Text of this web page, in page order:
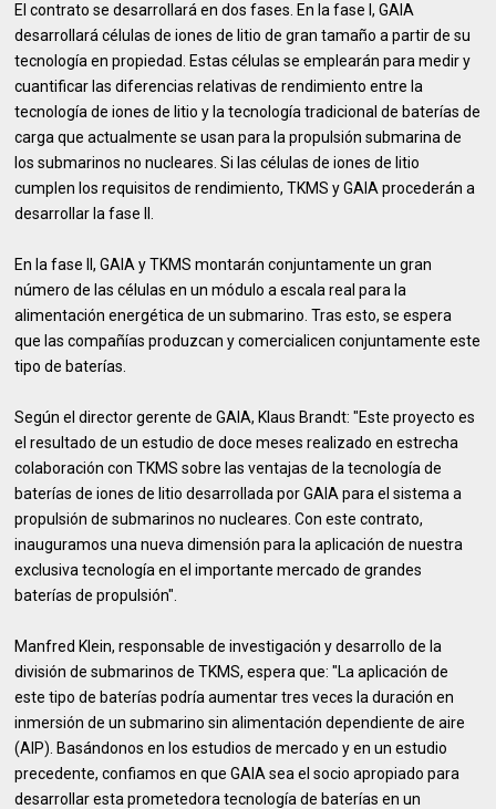
El contrato se desarrollará en dos fases. En la fase I, GAIA
desarrollará células de iones de litio de gran tamaño a partir de su
tecnología en propiedad. Estas células se emplearán para medir y
cuantificar las diferencias relativas de rendimiento entre la
tecnología de iones de litio y la tecnología tradicional de baterías de
carga que actualmente se usan para la propulsión submarina de
los submarinos no nucleares. Si las células de iones de litio
cumplen los requisitos de rendimiento, TKMS y GAIA procederán a
desarrollar la fase II.
En la fase II, GAIA y TKMS montarán conjuntamente un gran
número de las células en un módulo a escala real para la
alimentación energética de un submarino. Tras esto, se espera
que las compañías produzcan y comercialicen conjuntamente este
tipo de baterías.
Según el director gerente de GAIA, Klaus Brandt: "Este proyecto es
el resultado de un estudio de doce meses realizado en estrecha
colaboración con TKMS sobre las ventajas de la tecnología de
baterías de iones de litio desarrollada por GAIA para el sistema a
propulsión de submarinos no nucleares. Con este contrato,
inauguramos una nueva dimensión para la aplicación de nuestra
exclusiva tecnología en el importante mercado de grandes
baterías de propulsión".
Manfred Klein, responsable de investigación y desarrollo de la
división de submarinos de TKMS, espera que: "La aplicación de
este tipo de baterías podría aumentar tres veces la duración en
inmersión de un submarino sin alimentación dependiente de aire
(AIP). Basándonos en los estudios de mercado y en un estudio
precedente, confiamos en que GAIA sea el socio apropiado para
desarrollar esta prometedora tecnología de baterías en un